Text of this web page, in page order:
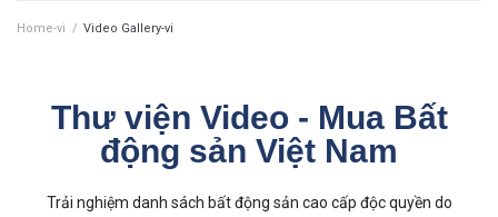
Home-vi / Video Gallery-vi
Thư viện Video - Mua Bất
động sản Việt Nam
Trải nghiệm danh sách bất động sản cao cấp độc quyền do